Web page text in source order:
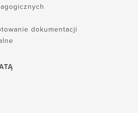
dokumentacji